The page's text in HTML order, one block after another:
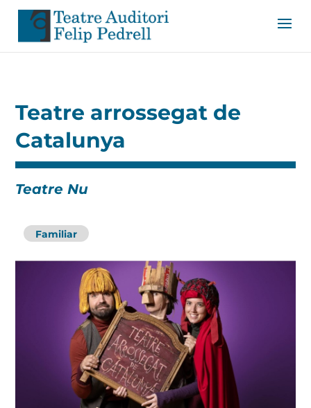
Teatre arrossegat de
Catalunya
Teatre Nu
Familiar